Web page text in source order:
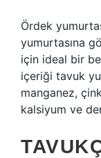
Ördek
yumurtasına
için ideal bir
içeriği tavuk
manganez,
kalsiyum ve